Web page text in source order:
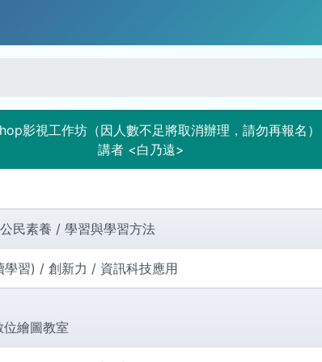
影視工作坊（因人數不足將取消辦理，請勿再報名）
講者 <白乃遠>
民素養 / 學習與學習方法
學習) / 創新力 / 資訊科技應用
繪圖教室